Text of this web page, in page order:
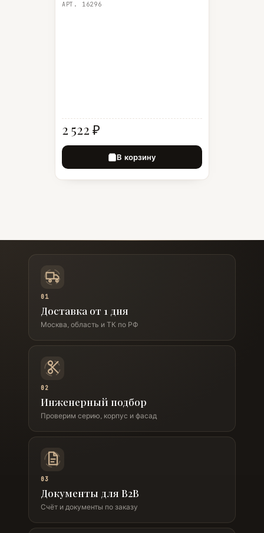
АРТ. 16296
2 522 ₽
В корзину
01
Доставка от 1 дня
Москва, область и ТК по РФ
02
Инженерный подбор
Проверим серию, корпус и фасад
03
Документы для B2B
Счёт и документы по заказу